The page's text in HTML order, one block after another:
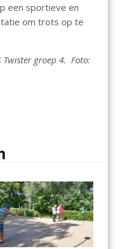
een sportieve en
om trots op te
Twister groep 4. Foto: